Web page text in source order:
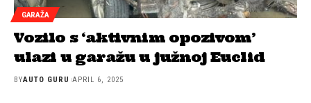
GARAŽA
Vozilo s ‘aktivnim opozivom’
ulazi u garažu u južnoj Euclid
BYAUTO GURU APRIL 6, 2025